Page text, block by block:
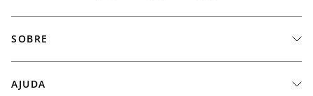
SOBRE
AJUDA